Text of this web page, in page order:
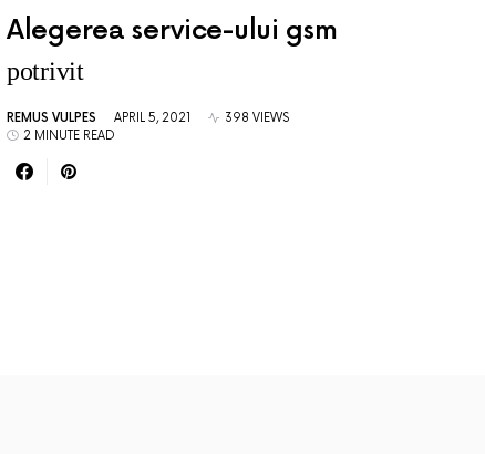
Alegerea service-ului gsm
potrivit
REMUS VULPES APRIL 5, 2021
398 VIEWS
2 MINUTE READ